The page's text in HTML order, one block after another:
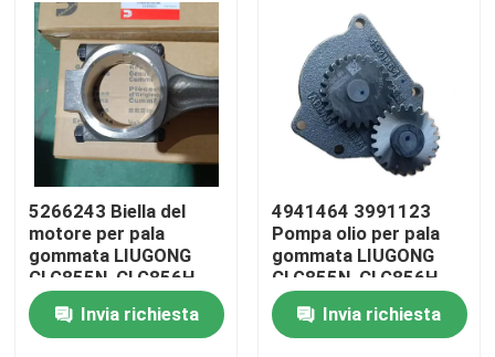
Casa
Prodotti
Video
5266243 Biella del
motore per pala
gommata LIUGONG
CLG855N, CLG856H,
ZL50CN, CLG862H
Motore QSC8.3,
ISL8.9, QSL9
Invia richiesta
4941464 3991123
Pompa olio per pala
gommata LIUGONG
CLG855N, CLG856H,
CLG862H Motore
6CT8.3, 6C8.3,
ISC8.3, QSC8.3,
Invia richiesta